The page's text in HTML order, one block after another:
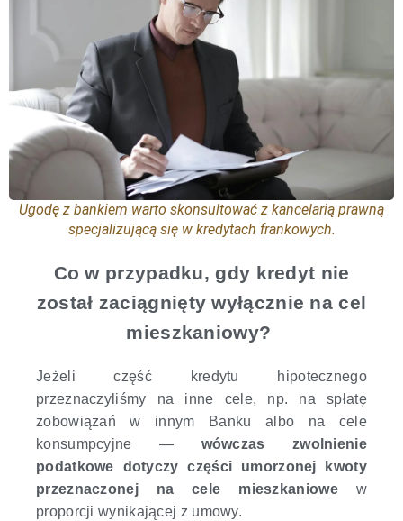
Ugodę z bankiem warto skonsultować z kancelarią prawną
specjalizującą się w kredytach frankowych.
Co w przypadku, gdy kredyt nie
został zaciągnięty wyłącznie na cel
mieszkaniowy?
Jeżeli część kredytu hipotecznego
przeznaczyliśmy na inne cele, np. na spłatę
zobowiązań w innym Banku albo na cele
konsumpcyjne — wówczas zwolnienie
podatkowe dotyczy części umorzonej kwoty
przeznaczonej na cele mieszkaniowe w
proporcji wynikającej z umowy.